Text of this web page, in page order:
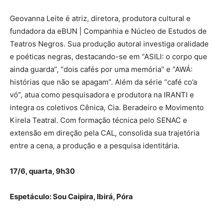
Geovanna Leite é atriz, diretora, produtora cultural e
fundadora da eBUN | Companhia e Núcleo de Estudos de
Teatros Negros. Sua produção autoral investiga oralidade
e poéticas negras, destacando-se em “ASILI: o corpo que
ainda guarda”, “dois cafés por uma memória” e “AWÁ:
histórias que não se apagam”. Além da série “café co’a
vó”, atua como pesquisadora e produtora na IRANTI e
integra os coletivos Cênica, Cia. Beradeiro e Movimento
Kirela Teatral. Com formação técnica pelo SENAC e
extensão em direção pela CAL, consolida sua trajetória
entre a cena, a produção e a pesquisa identitária.
17/6, quarta, 9h30
Espetáculo: Sou Caipira, Ibirá, Póra